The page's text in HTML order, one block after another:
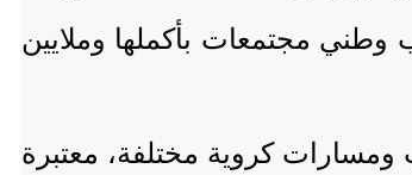
مجتمعات بأكملها وملايين
كروية مختلفة، معتبرة